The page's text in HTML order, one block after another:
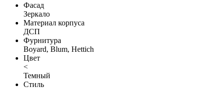
Фасад
Зеркало
Материал корпуса
ДСП
Фурнитура
Boyard, Blum, Hettich
Цвет
<
Темный
Стиль